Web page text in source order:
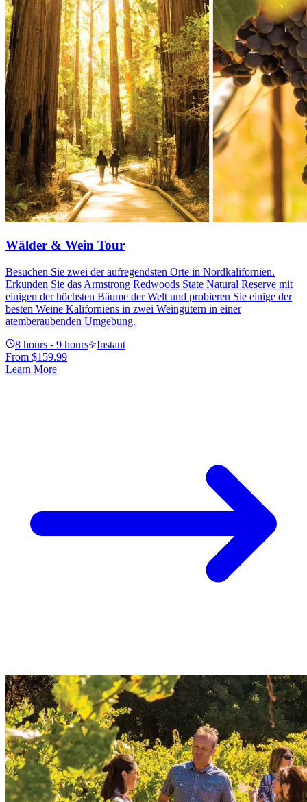
Wälder & Wein Tour
Besuchen Sie zwei der aufregendsten Orte in Nordkalifornien.
Erkunden Sie das Armstrong Redwoods State Natural Reserve mit
einigen der höchsten Bäume der Welt und probieren Sie einige der
besten Weine Kaliforniens in zwei Weingütern in einer
atemberaubenden Umgebung.
8 hours - 9 hours
Instant
From $159.99
Learn More